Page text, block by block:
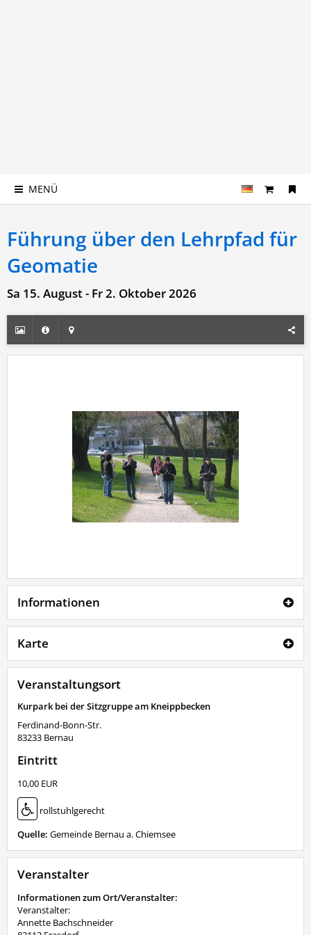
MENÜ
Führung über den Lehrpfad für
Geomatie
Sa 15. August - Fr 2. Oktober 2026
Informationen
Karte
Veranstaltungsort
Kurpark bei der Sitzgruppe am Kneippbecken
Ferdinand-Bonn-Str.
83233 Bernau
Eintritt
10,00 EUR
rollstuhlgerecht
Quelle: Gemeinde Bernau a. Chiemsee
Veranstalter
Informationen zum Ort/Veranstalter:
Veranstalter:
Annette Bachschneider